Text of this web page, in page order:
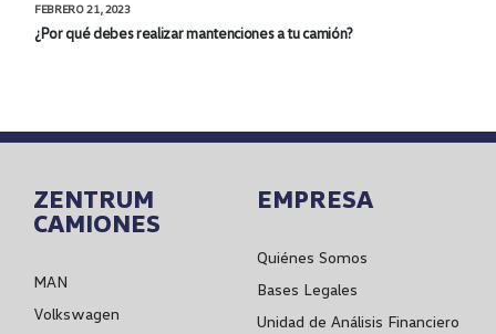
¿Por qué debes realizar mantenciones a tu camión?
FEBRERO 21, 2023
ZENTRUM
CAMIONES
MAN
Volkswagen
EMPRESA
Quiénes Somos
Bases Legales
Unidad de Análisis Financiero